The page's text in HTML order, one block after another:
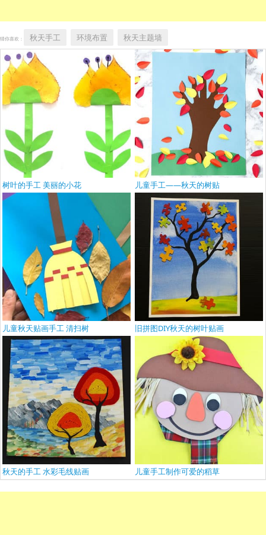
猜你喜欢： 秋天手工 环境布置 秋天主题墙
树叶的手工 美丽的小花 儿童手工——秋天的树贴
儿童秋天贴画手工 清扫树 旧拼图DIY秋天的树叶贴画
秋天的手工 水彩毛线贴画 儿童手工制作可爱的稻草